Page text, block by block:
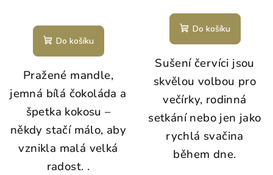
Do košíku
Pražené mandle,
jemná bílá čokoláda a
špetka kokosu –
někdy stačí málo, aby
vznikla malá velká
radost. .
Do košíku
Sušení červíci jsou
skvělou volbou pro
večírky, rodinná
setkání nebo jen jako
rychlá svačina
během dne.